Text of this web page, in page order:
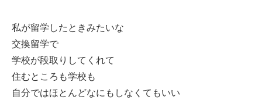
私が留学したときみたいな
交換留学で
学校が段取りしてくれて
住むところも学校も
自分ではほとんどなにもしなくてもいい